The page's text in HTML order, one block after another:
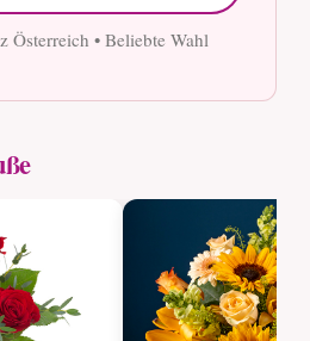
Österreich • Beliebte Wahl